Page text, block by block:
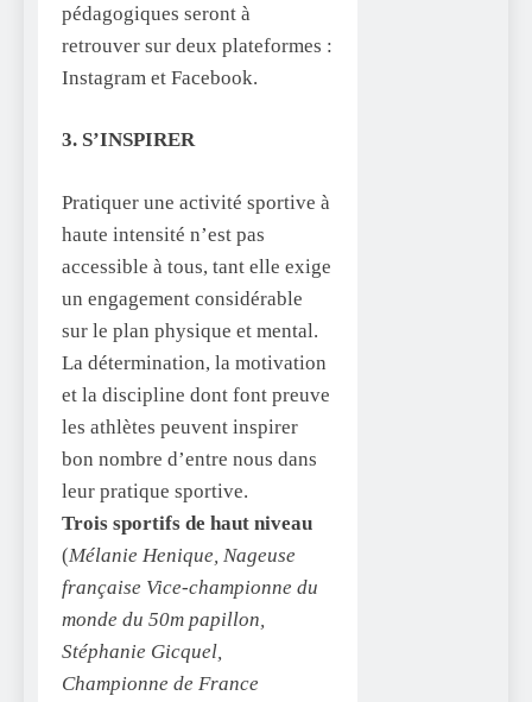
pédagogiques seront à
retrouver sur deux plateformes :
Instagram et Facebook.
3. S’INSPIRER
Pratiquer une activité sportive à
haute intensité n’est pas
accessible à tous, tant elle exige
un engagement considérable
sur le plan physique et mental.
La détermination, la motivation
et la discipline dont font preuve
les athlètes peuvent inspirer
bon nombre d’entre nous dans
leur pratique sportive.
Trois sportifs de haut niveau
(Mélanie Henique, Nageuse
française Vice-championne du
monde du 50m papillon,
Stéphanie Gicquel,
Championne de France